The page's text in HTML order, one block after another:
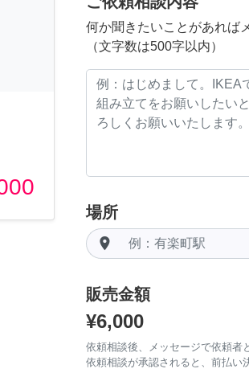
何か聞きたいことがあれば
（文字数は500字以内）
場所
room
販売金額
¥6,000
依頼相談後、メッセージで依頼者
依頼相談が承認されると、前払